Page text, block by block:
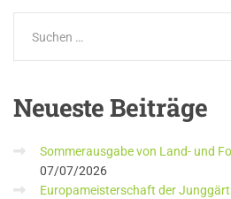
NeuesteBeiträge
Sommerausgabe von Land- und
07/07/2026
Europameisterschaft der